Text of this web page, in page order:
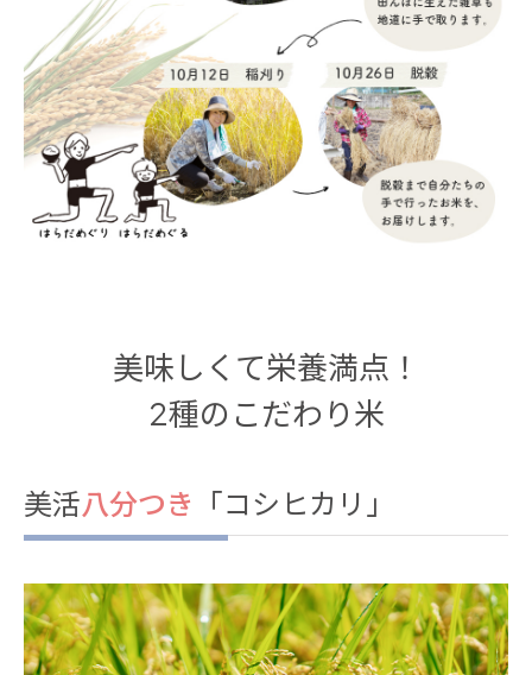
美味しくて栄養満点！
2種のこだわり米
美活八分つき 「コシヒカリ」